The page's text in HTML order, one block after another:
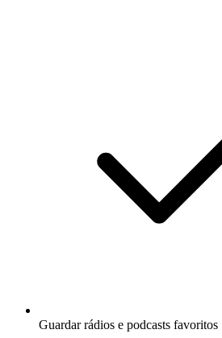
Guardar rádios e podcasts favoritos